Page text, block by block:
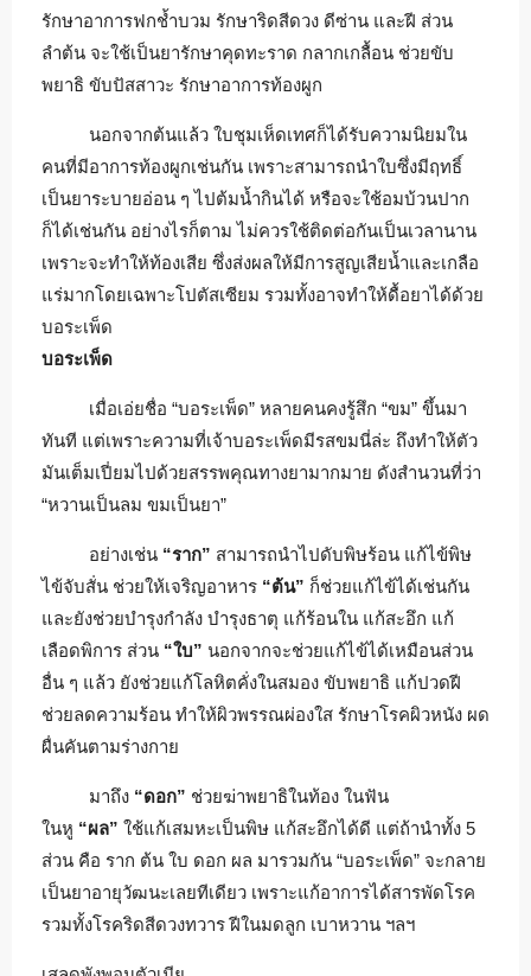
รักษาอาการฟกช้ำบวม รักษาริดสีดวง ดีซ่าน และฝี ส่วน
ลำต้น จะใช้เป็นยารักษาคุดทะราด กลากเกลื้อน ช่วยขับ
พยาธิ ขับปัสสาวะ รักษาอาการท้องผูก
นอกจากต้นแล้ว ใบชุมเห็ดเทศก็ได้รับความนิยมใน
คนที่มีอาการท้องผูกเช่นกัน เพราะสามารถนำใบซึ่งมีฤทธิ์
เป็นยาระบายอ่อน ๆ ไปต้มน้ำกินได้ หรือจะใช้อมบ้วนปาก
ก็ได้เช่นกัน อย่างไรก็ตาม ไม่ควรใช้ติดต่อกันเป็นเวลานาน
เพราะจะทำให้ท้องเสีย ซึ่งส่งผลให้มีการสูญเสียน้ำและเกลือ
แร่มากโดยเฉพาะโปตัสเซียม รวมทั้งอาจทำให้ดื้อยาได้ด้วย
บอระเพ็ด
บอระเพ็ด
เมื่อเอ่ยชื่อ “บอระเพ็ด” หลายคนคงรู้สึก “ขม” ขึ้นมา
ทันที แต่เพราะความที่เจ้าบอระเพ็ดมีรสขมนี่ล่ะ ถึงทำให้ตัว
มันเต็มเปี่ยมไปด้วยสรรพคุณทางยามากมาย ดังสำนวนที่ว่า
“หวานเป็นลม ขมเป็นยา”
อย่างเช่น “ราก” สามารถนำไปดับพิษร้อน แก้ไข้พิษ
ไข้จับสั่น ช่วยให้เจริญอาหาร “ต้น” ก็ช่วยแก้ไข้ได้เช่นกัน
และยังช่วยบำรุงกำลัง บำรุงธาตุ แก้ร้อนใน แก้สะอึก แก้
เลือดพิการ ส่วน “ใบ” นอกจากจะช่วยแก้ไข้ได้เหมือนส่วน
อื่น ๆ แล้ว ยังช่วยแก้โลหิตคั่งในสมอง ขับพยาธิ แก้ปวดฝี
ช่วยลดความร้อน ทำให้ผิวพรรณผ่องใส รักษาโรคผิวหนัง ผด
ผื่นคันตามร่างกาย
มาถึง “ดอก” ช่วยฆ่าพยาธิในท้อง ในฟัน
ในหู “ผล” ใช้แก้เสมหะเป็นพิษ แก้สะอึกได้ดี แต่ถ้านำทั้ง 5
ส่วน คือ ราก ต้น ใบ ดอก ผล มารวมกัน “บอระเพ็ด” จะกลาย
เป็นยาอายุวัฒนะเลยทีเดียว เพราะแก้อาการได้สารพัดโรค
รวมทั้งโรคริดสีดวงทวาร ฝีในมดลูก เบาหวาน ฯลฯ